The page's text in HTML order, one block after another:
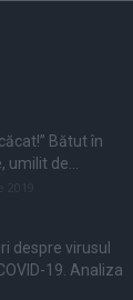
Bătut în
de...
despre virusul
19. Analiza